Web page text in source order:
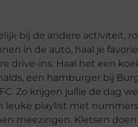
bij de andere activiteit,
in de auto, haal je
drive-ins. Haal het een
een hamburger bij
Zo krijgen jullie de dag
leuke playlist met
meezingen. Kletsen